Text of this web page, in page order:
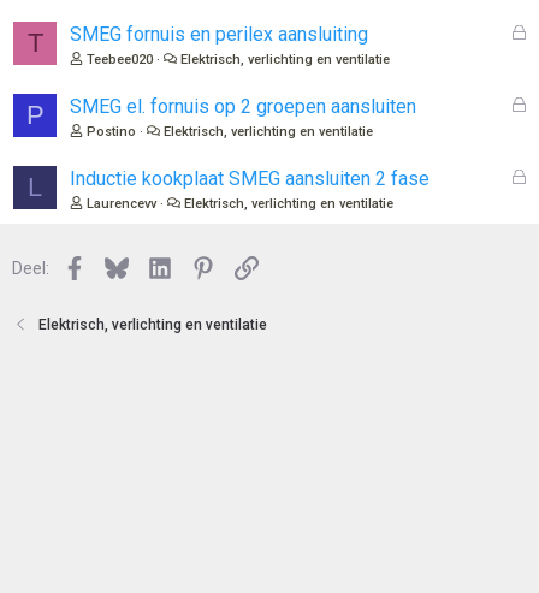
l
T
G
l
SMEG fornuis en perilex aansluiting
Teebee020 Elektrisch, verlichting en ventilatie
P
G
l
SMEG el. fornuis op 2 groepen aansluiten
Postino Elektrisch, verlichting en ventilatie
L
G
Inductie kookplaat SMEG aansluiten 2 fase
Laurencevv Elektrisch, verlichting en ventilatie
Deel: Facebook
BlueskyLinkedInPinterest
Link
Elektrisch, verlichting en ventilatie